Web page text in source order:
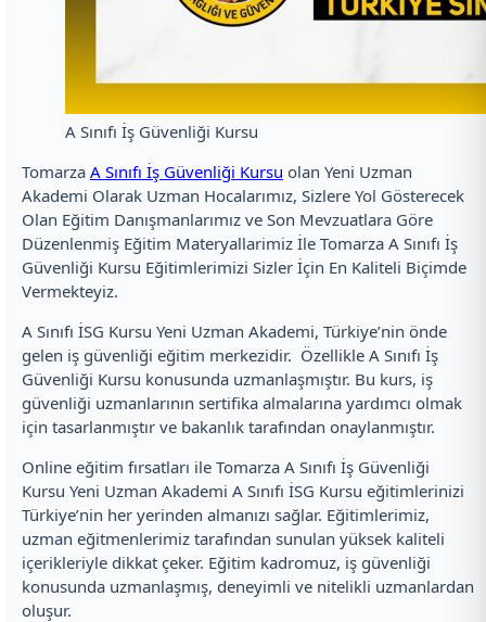
A Sınıfı İş Güvenliği Kursu
Tomarza A Sınıfı İş Güvenliği Kursu olan Yeni Uzman
Akademi Olarak Uzman Hocalarımız, Sizlere Yol Gösterecek
Olan Eğitim Danışmanlarımız ve Son Mevzuatlara Göre
Düzenlenmiş Eğitim Materyallarimiz İle Tomarza A Sınıfı İş
Güvenliği Kursu Eğitimlerimizi Sizler İçin En Kaliteli Biçimde
Vermekteyiz.
A Sınıfı İSG Kursu Yeni Uzman Akademi, Türkiye’nin önde
gelen iş güvenliği eğitim merkezidir. Özellikle A Sınıfı İş
Güvenliği Kursu konusunda uzmanlaşmıştır. Bu kurs, iş
güvenliği uzmanlarının sertifika almalarına yardımcı olmak
için tasarlanmıştır ve bakanlık tarafından onaylanmıştır.
Online eğitim fırsatları ile Tomarza A Sınıfı İş Güvenliği
Kursu Yeni Uzman Akademi A Sınıfı İSG Kursu eğitimlerinizi
Türkiye’nin her yerinden almanızı sağlar. Eğitimlerimiz,
uzman eğitmenlerimiz tarafından sunulan yüksek kaliteli
içerikleriyle dikkat çeker. Eğitim kadromuz, iş güvenliği
konusunda uzmanlaşmış, deneyimli ve nitelikli uzmanlardan
oluşur.